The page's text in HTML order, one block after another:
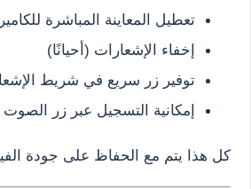
تعطيل المعاينة المباشرة للكاميرا
إخفاء الإشعارات (أحيانًا)
توفير زر سريع في شريط
إمكانية التسجيل عبر زر الصوت
كل هذا يتم مع الحفاظ على جودة